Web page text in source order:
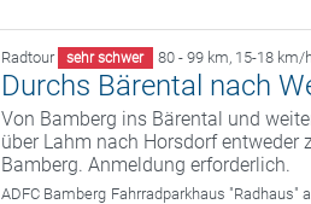
Radtour sehr schwer 80 - 99 km, 15-18 km/
Durchs Bärental nach
Von Bamberg ins Bärental und
über Lahm nach Horsdorf
Bamberg. Anmeldung erforderlich.
ADFC Bamberg Fahrradparkhaus "Radhaus"